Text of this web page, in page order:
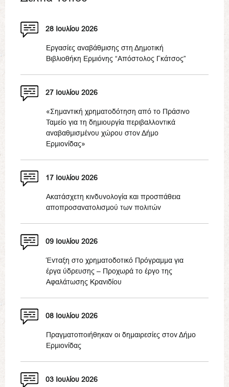
28 Ιουλίου 2026
Εργασίες αναβάθμισης στη Δημοτική
Βιβλιοθήκη Ερμιόνης “Απόστολος Γκάτσος”
27 Ιουλίου 2026
«Σημαντική χρηματοδότηση από το Πράσινο
Ταμείο για τη δημιουργία περιβαλλοντικά
αναβαθμισμένου χώρου στον Δήμο
Ερμιονίδας»
17 Ιουλίου 2026
Ακατάσχετη κινδυνολογία και προσπάθεια
αποπροσανατολισμού των πολιτών
09 Ιουλίου 2026
Ένταξη στο χρηματοδοτικό Πρόγραμμα για
έργα ύδρευσης – Προχωρά το έργο της
Αφαλάτωσης Κρανιδίου
08 Ιουλίου 2026
Πραγματοποιήθηκαν οι δημαιρεσίες στον Δήμο
Ερμιονίδας
03 Ιουλίου 2026